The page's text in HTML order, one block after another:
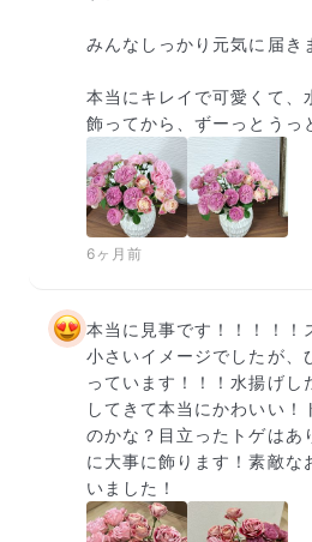
みんなしっかり元気に届き
本当にキレイで可愛くて、
飾ってから、ずーっとうっ
6ヶ月前
本当に見事です！！！！！
小さいイメージでしたが、
っています！！！水揚げし
してきて本当にかわいい！
のかな？目立ったトゲはあ
に大事に飾ります！素敵な
いました！